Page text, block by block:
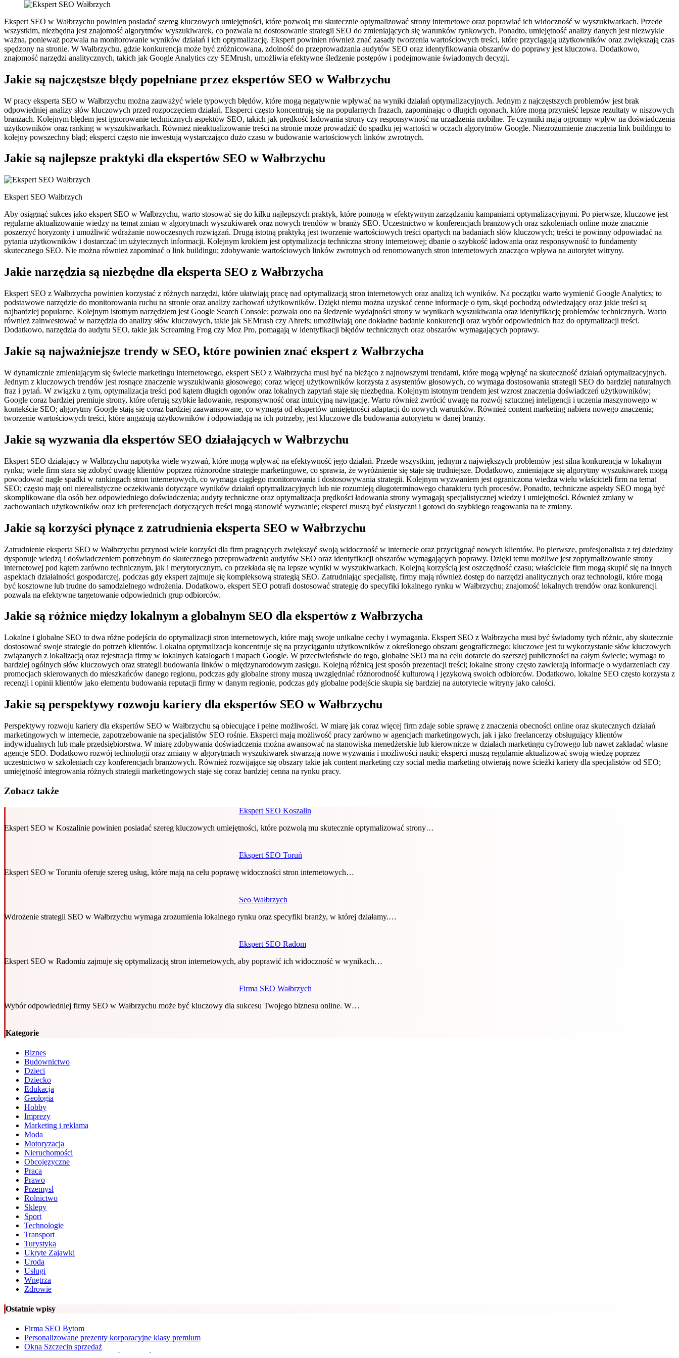
Ekspert SEO w Wałbrzychu powinien posiadać szereg kluczowych umiejętności, które pozwolą mu skutecznie optymalizować strony internetowe oraz poprawiać ich widoczność w wyszukiwarkach. Przede
wszystkim, niezbędna jest znajomość algorytmów wyszukiwarek, co pozwala na dostosowanie strategii SEO do zmieniających się warunków rynkowych. Ponadto, umiejętność analizy danych jest niezwykle
ważna, ponieważ pozwala na monitorowanie wyników działań i ich optymalizację. Ekspert powinien również znać zasady tworzenia wartościowych treści, które przyciągają użytkowników oraz zwiększają czas
spędzony na stronie. W Wałbrzychu, gdzie konkurencja może być zróżnicowana, zdolność do przeprowadzania audytów SEO oraz identyfikowania obszarów do poprawy jest kluczowa. Dodatkowo,
znajomość narzędzi analitycznych, takich jak Google Analytics czy SEMrush, umożliwia efektywne śledzenie postępów i podejmowanie świadomych decyzji.
Jakie są najczęstsze błędy popełniane przez ekspertów SEO w Wałbrzychu
W pracy eksperta SEO w Wałbrzychu można zauważyć wiele typowych błędów, które mogą negatywnie wpływać na wyniki działań optymalizacyjnych. Jednym z najczęstszych problemów jest brak
odpowiedniej analizy słów kluczowych przed rozpoczęciem działań. Eksperci często koncentrują się na popularnych frazach, zapominając o długich ogonach, które mogą przynieść lepsze rezultaty w niszowych
branżach. Kolejnym błędem jest ignorowanie technicznych aspektów SEO, takich jak prędkość ładowania strony czy responsywność na urządzenia mobilne. Te czynniki mają ogromny wpływ na doświadczenia
użytkowników oraz ranking w wyszukiwarkach. Również nieaktualizowanie treści na stronie może prowadzić do spadku jej wartości w oczach algorytmów Google. Niezrozumienie znaczenia link buildingu to
kolejny powszechny błąd; eksperci często nie inwestują wystarczająco dużo czasu w budowanie wartościowych linków zwrotnych.
Jakie są najlepsze praktyki dla ekspertów SEO w Wałbrzychu
Ekspert SEO Wałbrzych
Aby osiągnąć sukces jako ekspert SEO w Wałbrzychu, warto stosować się do kilku najlepszych praktyk, które pomogą w efektywnym zarządzaniu kampaniami optymalizacyjnymi. Po pierwsze, kluczowe jest
regularne aktualizowanie wiedzy na temat zmian w algorytmach wyszukiwarek oraz nowych trendów w branży SEO. Uczestnictwo w konferencjach branżowych oraz szkoleniach online może znacznie
poszerzyć horyzonty i umożliwić wdrażanie nowoczesnych rozwiązań. Drugą istotną praktyką jest tworzenie wartościowych treści opartych na badaniach słów kluczowych; treści te powinny odpowiadać na
pytania użytkowników i dostarczać im użytecznych informacji. Kolejnym krokiem jest optymalizacja techniczna strony internetowej; dbanie o szybkość ładowania oraz responsywność to fundamenty
skutecznego SEO. Nie można również zapominać o link buildingu; zdobywanie wartościowych linków zwrotnych od renomowanych stron internetowych znacząco wpływa na autorytet witryny.
Jakie narzędzia są niezbędne dla eksperta SEO z Wałbrzycha
Ekspert SEO z Wałbrzycha powinien korzystać z różnych narzędzi, które ułatwiają pracę nad optymalizacją stron internetowych oraz analizą ich wyników. Na początku warto wymienić Google Analytics; to
podstawowe narzędzie do monitorowania ruchu na stronie oraz analizy zachowań użytkowników. Dzięki niemu można uzyskać cenne informacje o tym, skąd pochodzą odwiedzający oraz jakie treści są
najbardziej popularne. Kolejnym istotnym narzędziem jest Google Search Console; pozwala ono na śledzenie wydajności strony w wynikach wyszukiwania oraz identyfikację problemów technicznych. Warto
również zainwestować w narzędzia do analizy słów kluczowych, takie jak SEMrush czy Ahrefs; umożliwiają one dokładne badanie konkurencji oraz wybór odpowiednich fraz do optymalizacji treści.
Dodatkowo, narzędzia do audytu SEO, takie jak Screaming Frog czy Moz Pro, pomagają w identyfikacji błędów technicznych oraz obszarów wymagających poprawy.
Jakie są najważniejsze trendy w SEO, które powinien znać ekspert z Wałbrzycha
W dynamicznie zmieniającym się świecie marketingu internetowego, ekspert SEO z Wałbrzycha musi być na bieżąco z najnowszymi trendami, które mogą wpłynąć na skuteczność działań optymalizacyjnych.
Jednym z kluczowych trendów jest rosnące znaczenie wyszukiwania głosowego; coraz więcej użytkowników korzysta z asystentów głosowych, co wymaga dostosowania strategii SEO do bardziej naturalnych
fraz i pytań. W związku z tym, optymalizacja treści pod kątem długich ogonów oraz lokalnych zapytań staje się niezbędna. Kolejnym istotnym trendem jest wzrost znaczenia doświadczeń użytkowników;
Google coraz bardziej premiuje strony, które oferują szybkie ładowanie, responsywność oraz intuicyjną nawigację. Warto również zwrócić uwagę na rozwój sztucznej inteligencji i uczenia maszynowego w
kontekście SEO; algorytmy Google stają się coraz bardziej zaawansowane, co wymaga od ekspertów umiejętności adaptacji do nowych warunków. Również content marketing nabiera nowego znaczenia;
tworzenie wartościowych treści, które angażują użytkowników i odpowiadają na ich potrzeby, jest kluczowe dla budowania autorytetu w danej branży.
Jakie są wyzwania dla ekspertów SEO działających w Wałbrzychu
Ekspert SEO działający w Wałbrzychu napotyka wiele wyzwań, które mogą wpływać na efektywność jego działań. Przede wszystkim, jednym z największych problemów jest silna konkurencja w lokalnym
rynku; wiele firm stara się zdobyć uwagę klientów poprzez różnorodne strategie marketingowe, co sprawia, że wyróżnienie się staje się trudniejsze. Dodatkowo, zmieniające się algorytmy wyszukiwarek mogą
powodować nagłe spadki w rankingach stron internetowych, co wymaga ciągłego monitorowania i dostosowywania strategii. Kolejnym wyzwaniem jest ograniczona wiedza wielu właścicieli firm na temat
SEO; często mają oni nierealistyczne oczekiwania dotyczące wyników działań optymalizacyjnych lub nie rozumieją długoterminowego charakteru tych procesów. Ponadto, techniczne aspekty SEO mogą być
skomplikowane dla osób bez odpowiedniego doświadczenia; audyty techniczne oraz optymalizacja prędkości ładowania strony wymagają specjalistycznej wiedzy i umiejętności. Również zmiany w
zachowaniach użytkowników oraz ich preferencjach dotyczących treści mogą stanowić wyzwanie; eksperci muszą być elastyczni i gotowi do szybkiego reagowania na te zmiany.
Jakie są korzyści płynące z zatrudnienia eksperta SEO w Wałbrzychu
Zatrudnienie eksperta SEO w Wałbrzychu przynosi wiele korzyści dla firm pragnących zwiększyć swoją widoczność w internecie oraz przyciągnąć nowych klientów. Po pierwsze, profesjonalista z tej dziedziny
dysponuje wiedzą i doświadczeniem potrzebnym do skutecznego przeprowadzenia audytów SEO oraz identyfikacji obszarów wymagających poprawy. Dzięki temu możliwe jest zoptymalizowanie strony
internetowej pod kątem zarówno technicznym, jak i merytorycznym, co przekłada się na lepsze wyniki w wyszukiwarkach. Kolejną korzyścią jest oszczędność czasu; właściciele firm mogą skupić się na innych
aspektach działalności gospodarczej, podczas gdy ekspert zajmuje się kompleksową strategią SEO. Zatrudniając specjalistę, firmy mają również dostęp do narzędzi analitycznych oraz technologii, które mogą
być kosztowne lub trudne do samodzielnego wdrożenia. Dodatkowo, ekspert SEO potrafi dostosować strategię do specyfiki lokalnego rynku w Wałbrzychu; znajomość lokalnych trendów oraz konkurencji
pozwala na efektywne targetowanie odpowiednich grup odbiorców.
Jakie są różnice między lokalnym a globalnym SEO dla ekspertów z Wałbrzycha
Lokalne i globalne SEO to dwa różne podejścia do optymalizacji stron internetowych, które mają swoje unikalne cechy i wymagania. Ekspert SEO z Wałbrzycha musi być świadomy tych różnic, aby skutecznie
dostosować swoje strategie do potrzeb klientów. Lokalna optymalizacja koncentruje się na przyciąganiu użytkowników z określonego obszaru geograficznego; kluczowe jest tu wykorzystanie słów kluczowych
związanych z lokalizacją oraz rejestracja firmy w lokalnych katalogach i mapach Google. W przeciwieństwie do tego, globalne SEO ma na celu dotarcie do szerszej publiczności na całym świecie; wymaga to
bardziej ogólnych słów kluczowych oraz strategii budowania linków o międzynarodowym zasięgu. Kolejną różnicą jest sposób prezentacji treści; lokalne strony często zawierają informacje o wydarzeniach czy
promocjach skierowanych do mieszkańców danego regionu, podczas gdy globalne strony muszą uwzględniać różnorodność kulturową i językową swoich odbiorców. Dodatkowo, lokalne SEO często korzysta z
recenzji i opinii klientów jako elementu budowania reputacji firmy w danym regionie, podczas gdy globalne podejście skupia się bardziej na autorytecie witryny jako całości.
Jakie są perspektywy rozwoju kariery dla ekspertów SEO w Wałbrzychu
Perspektywy rozwoju kariery dla ekspertów SEO w Wałbrzychu są obiecujące i pełne możliwości. W miarę jak coraz więcej firm zdaje sobie sprawę z znaczenia obecności online oraz skutecznych działań
marketingowych w internecie, zapotrzebowanie na specjalistów SEO rośnie. Eksperci mają możliwość pracy zarówno w agencjach marketingowych, jak i jako freelancerzy obsługujący klientów
indywidualnych lub małe przedsiębiorstwa. W miarę zdobywania doświadczenia można awansować na stanowiska menedżerskie lub kierownicze w działach marketingu cyfrowego lub nawet zakładać własne
agencje SEO. Dodatkowo rozwój technologii oraz zmiany w algorytmach wyszukiwarek stwarzają nowe wyzwania i możliwości nauki; eksperci muszą regularnie aktualizować swoją wiedzę poprzez
uczestnictwo w szkoleniach czy konferencjach branżowych. Również rozwijające się obszary takie jak content marketing czy social media marketing otwierają nowe ścieżki kariery dla specjalistów od SEO;
umiejętność integrowania różnych strategii marketingowych staje się coraz bardziej cenna na rynku pracy.
Zobacz także
Ekspert SEO Koszalin
Ekspert SEO w Koszalinie powinien posiadać szereg kluczowych umiejętności, które pozwolą mu skutecznie optymalizować strony…
Ekspert SEO Toruń
Ekspert SEO w Toruniu oferuje szereg usług, które mają na celu poprawę widoczności stron internetowych…
Seo Wałbrzych
Wdrożenie strategii SEO w Wałbrzychu wymaga zrozumienia lokalnego rynku oraz specyfiki branży, w której działamy.…
Ekspert SEO Radom
Ekspert SEO w Radomiu zajmuje się optymalizacją stron internetowych, aby poprawić ich widoczność w wynikach…
Firma SEO Wałbrzych
Wybór odpowiedniej firmy SEO w Wałbrzychu może być kluczowy dla sukcesu Twojego biznesu online. W…
Kategorie
Biznes
Budownictwo
Dzieci
Dziecko
Edukacja
Geologia
Hobby
Imprezy
Marketing i reklama
Moda
Motoryzacja
Nieruchomości
Obcojęzyczne
Praca
Prawo
Przemysł
Rolnictwo
Sklepy
Sport
Technologie
Transport
Turystyka
Ukryte Zajawki
Uroda
Usługi
Wnętrza
Zdrowie
Ostatnie wpisy
Firma SEO Bytom
Personalizowane prezenty korporacyjne klasy premium
Okna Szczecin sprzedaż
Inwestowanie w nieruchomości – sposób na biznes